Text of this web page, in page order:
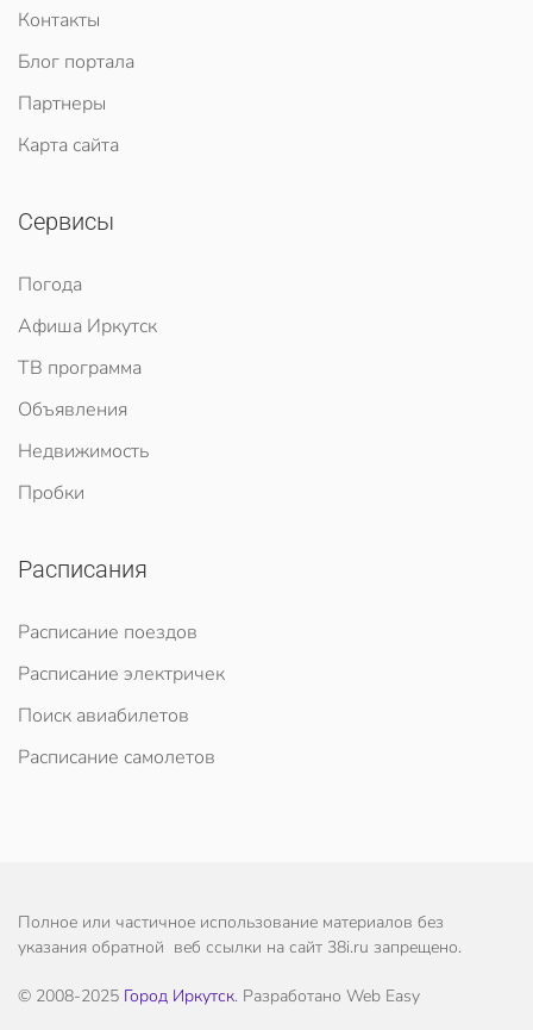
Контакты
Блог портала
Партнеры
Карта сайта
Сервисы
Погода
Афиша Иркутск
ТВ программа
Объявления
Недвижимость
Пробки
Расписания
Расписание поездов
Расписание электричек
Поиск авиабилетов
Расписание самолетов
Полное или частичное использование материалов без
указания обратной веб ссылки на сайт 38i.ru запрещено.
© 2008-2025 Город Иркутск. Разработано Web Easy